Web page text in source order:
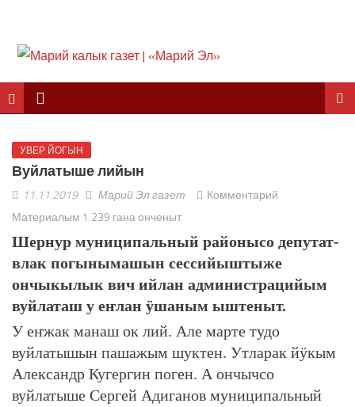
УВЕР ЙОГЫН
Вуйлатыше лийын
11.11.2019 Марий Эл газет
Комментарий
Материалым 1 239 гана онченыт
Шернур муниципальный районысо депутат-
влак погынымашын сессийыштыже
ончыкылык вич ийлан администрацийым
вуйлаташ у еҥлан ӱшаным ыштеныт.
У еҥжак манаш ок лий. Але марте тудо
вуйлатышын пашажым шуктен. Утларак йӱкым
Александр Кугергин поген. А ончычсо
вуйлатыше Сергей Адиганов муниципальный